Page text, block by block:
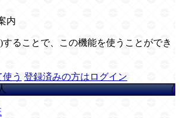
内
ることで、この機能を使うことができ
う 登録済みの方はログイン